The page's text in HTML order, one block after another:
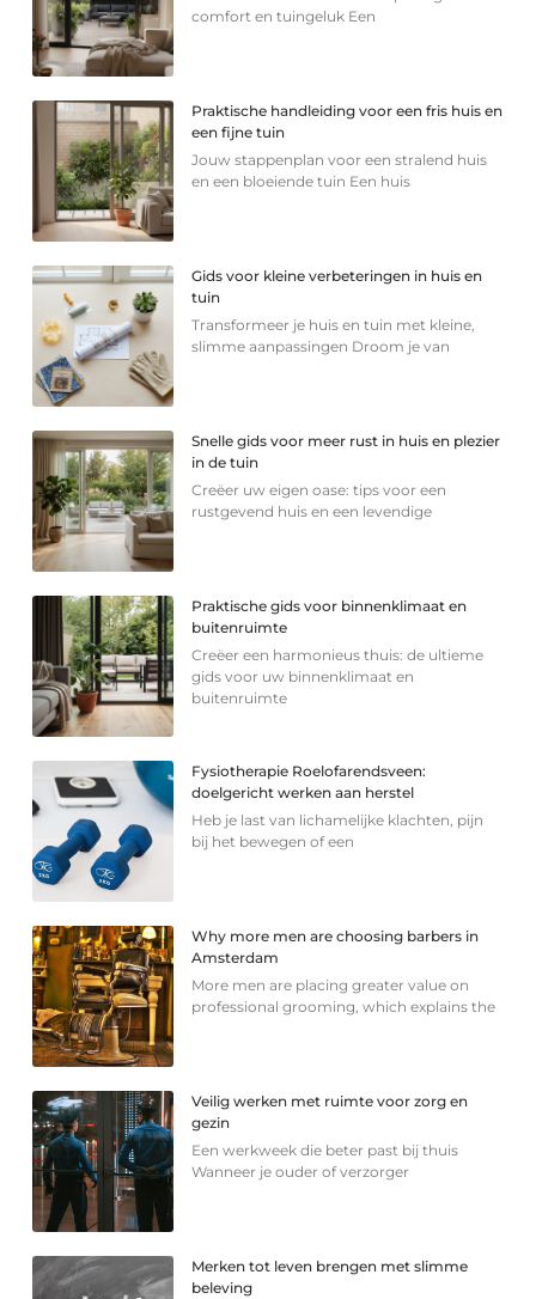
comfort en tuingeluk Een
Praktische handleiding voor een fris huis en
een fijne tuin
Jouw stappenplan voor een stralend huis
en een bloeiende tuin Een huis
Gids voor kleine verbeteringen in huis en
tuin
Transformeer je huis en tuin met kleine,
slimme aanpassingen Droom je van
Snelle gids voor meer rust in huis en plezier
in de tuin
Creëer uw eigen oase: tips voor een
rustgevend huis en een levendige
Praktische gids voor binnenklimaat en
buitenruimte
Creëer een harmonieus thuis: de ultieme
gids voor uw binnenklimaat en
buitenruimte
Fysiotherapie Roelofarendsveen:
doelgericht werken aan herstel
Heb je last van lichamelijke klachten, pijn
bij het bewegen of een
Why more men are choosing barbers in
Amsterdam
More men are placing greater value on
professional grooming, which explains the
Veilig werken met ruimte voor zorg en
gezin
Een werkweek die beter past bij thuis
Wanneer je ouder of verzorger
Merken tot leven brengen met slimme
beleving